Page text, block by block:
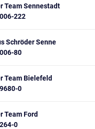
Team Sennestadt
222
Schröder Senne
80
Team Bielefeld
0
Team Ford
0